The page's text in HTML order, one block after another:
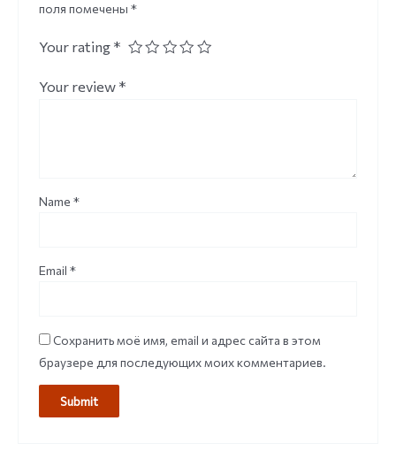
поля помечены *
Your rating *
Your review *
Name *
Email *
Сохранить моё имя, email и адрес сайта в этом
браузере для последующих моих комментариев.